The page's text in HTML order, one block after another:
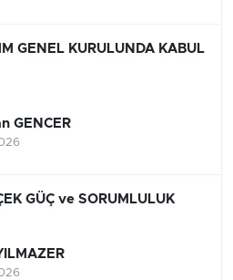
GENEL KURULUNDA KABUL
GENCER
GÜÇ ve SORUMLULUK